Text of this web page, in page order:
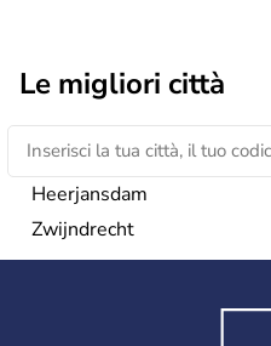
Le migliori città
Heerjansdam
Zwijndrecht